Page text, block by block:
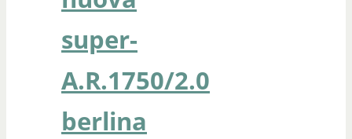
super-
A.R.1750/2.0
berlina